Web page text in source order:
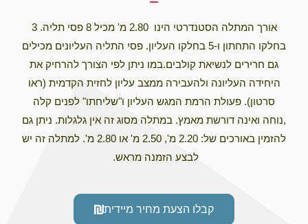
אורך המתלה הסטנדרטי הינו 2.80 מ' מכיל 8 פסי תליה. 3
בחלקו התחתון ו-5 בחלקו העליון. פסי התליה העליונים מכילים
גם חרירים לנשיאת קולבים.במו ניתן לפי הצורך להרחיק את
היחידה העליונה ולהעבירה ממצב עליון לחזית הקדמית (ראו
סרטון). פעולת הרמת המגש העליון ו"שליחתו" לפנים קלה
,נוחה ואינה דורשת מאמץ. במתלה מסוג זה אין גלגלות. ניתן גם
להזמין באורכים של: 2.20 מ', 2.50 מ' או 2.80 מ'. למתלה זה יש
לבצע הזמנה מראש.
קבלו הצעת מחיר מיידית